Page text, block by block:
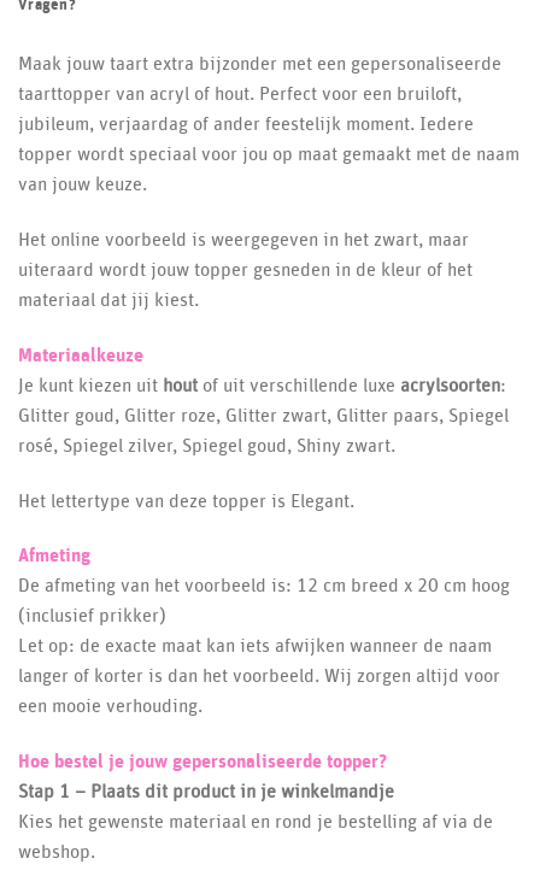
Vragen?
Maak jouw taart extra bijzonder met een gepersonaliseerde
taarttopper van acryl of hout. Perfect voor een bruiloft,
jubileum, verjaardag of ander feestelijk moment. Iedere
topper wordt speciaal voor jou op maat gemaakt met de naam
van jouw keuze.
Het online voorbeeld is weergegeven in het zwart, maar
uiteraard wordt jouw topper gesneden in de kleur of het
materiaal dat jij kiest.
Materiaalkeuze
Je kunt kiezen uit hout of uit verschillende luxe acrylsoorten:
Glitter goud, Glitter roze, Glitter zwart, Glitter paars, Spiegel
rosé, Spiegel zilver, Spiegel goud, Shiny zwart.
Het lettertype van deze topper is Elegant.
Afmeting
De afmeting van het voorbeeld is: 12 cm breed x 20 cm hoog
(inclusief prikker)
Let op: de exacte maat kan iets afwijken wanneer de naam
langer of korter is dan het voorbeeld. Wij zorgen altijd voor
een mooie verhouding.
Hoe bestel je jouw gepersonaliseerde topper?
Stap 1 – Plaats dit product in je winkelmandje
Kies het gewenste materiaal en rond je bestelling af via de
webshop.